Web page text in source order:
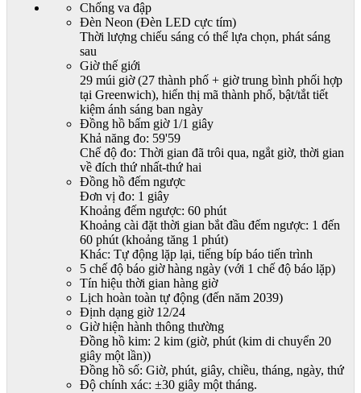
Chống va đập
Đèn Neon (Đèn LED cực tím)
Thời lượng chiếu sáng có thể lựa chọn, phát sáng
sau
Giờ thế giới
29 múi giờ (27 thành phố + giờ trung bình phối hợp
tại Greenwich), hiển thị mã thành phố, bật/tắt tiết
kiệm ánh sáng ban ngày
Đồng hồ bấm giờ 1/1 giây
Khả năng đo: 59'59
Chế độ đo: Thời gian đã trôi qua, ngắt giờ, thời gian
về đích thứ nhất-thứ hai
Đồng hồ đếm ngược
Đơn vị đo: 1 giây
Khoảng đếm ngược: 60 phút
Khoảng cài đặt thời gian bắt đầu đếm ngược: 1 đến
60 phút (khoảng tăng 1 phút)
Khác: Tự động lặp lại, tiếng bíp báo tiến trình
5 chế độ báo giờ hàng ngày (với 1 chế độ báo lặp)
Tín hiệu thời gian hàng giờ
Lịch hoàn toàn tự động (đến năm 2039)
Định dạng giờ 12/24
Giờ hiện hành thông thường
Đồng hồ kim: 2 kim (giờ, phút (kim di chuyển 20
giây một lần))
Đồng hồ số: Giờ, phút, giây, chiều, tháng, ngày, thứ
Độ chính xác: ±30 giây một tháng.